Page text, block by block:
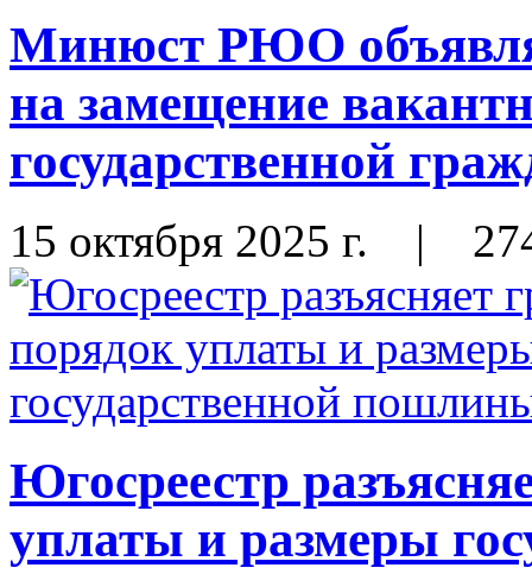
Минюст РЮО
на замещение
государственной
15 октября 2025 г. |
Югосреестр
уплаты и размеры